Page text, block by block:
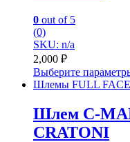
0 out of 5
(0)
SKU: n/a
2,000 ₽
Выберите
Шлемы FULL FACE
Шлем C-
CRATONI